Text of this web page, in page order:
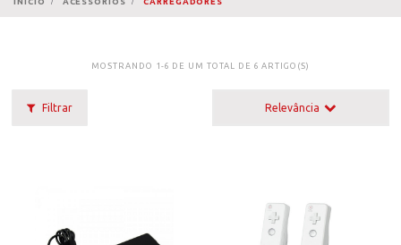
Filtrar
MOSTRANDO 1-6 DE UM TOTAL DE 6 ARTIGO(S)